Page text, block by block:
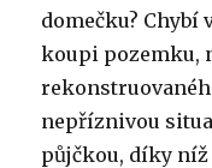
domečku? Chybí
koupi pozemku,
nepříznivou
půjčkou, díky